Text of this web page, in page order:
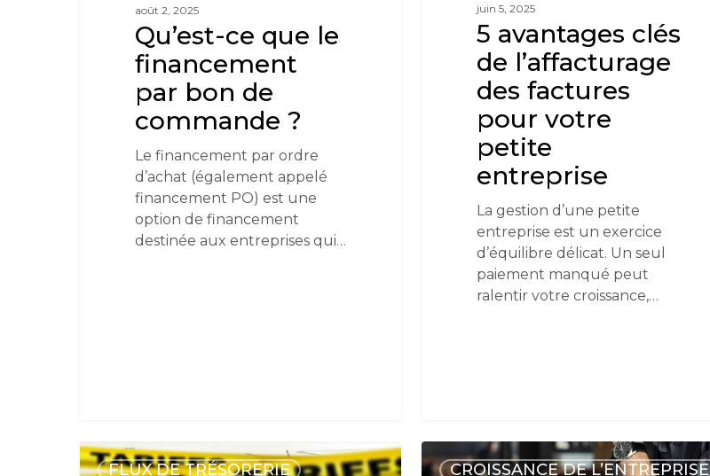
août 2, 2025
Qu’est-ce que le
financement
par bon de
commande ?
Le financement par ordre
d’achat (également appelé
financement PO) est une
option de financement
destinée aux entreprises qui…
juin 5, 2025
5 avantages clés
de l’affacturage
des factures
pour votre
petite
entreprise
La gestion d’une petite
entreprise est un exercice
d’équilibre délicat. Un seul
paiement manqué peut
ralentir votre croissance,…
FLUX DE TRÉSORERIE CROISSANCE DE L’ENTREPRISE